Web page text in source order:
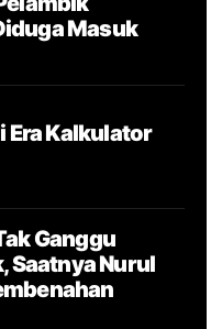
Masuk
Era Kalkulator
Ganggu
Saatnya Nurul